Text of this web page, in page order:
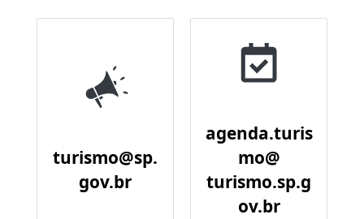
turismo@sp.
gov.br
agenda.turis
mo@
turismo.sp.g
ov.br